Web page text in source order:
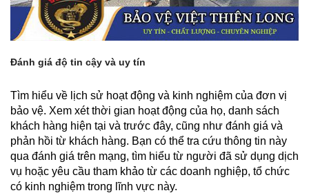
Đánh giá độ tin cậy và uy tín
Tìm hiểu về lịch sử hoạt động và kinh nghiệm của đơn vị
bảo vệ. Xem xét thời gian hoạt động của họ, danh sách
khách hàng hiện tại và trước đây, cũng như đánh giá và
phản hồi từ khách hàng. Bạn có thể tra cứu thông tin này
qua đánh giá trên mạng, tìm hiểu từ người đã sử dụng dịch
vụ hoặc yêu cầu tham khảo từ các doanh nghiệp, tổ chức
có kinh nghiệm trong lĩnh vực này.